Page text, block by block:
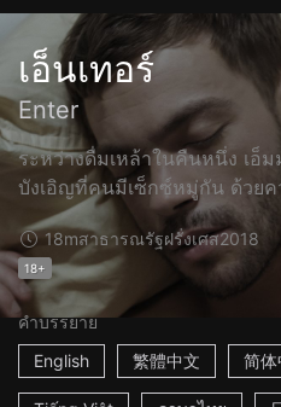
เอ็นเทอร์
Enter
ระหว่างดื่มเหล้าในคืนหนึ่ง เอ็
บังเอิญที่คนมีเซ็กซ์หมู่กัน ด้วยค
18mสาธารณรัฐฝรั่งเศส2018
18+
คำบรรยาย
English
繁體中文 简体